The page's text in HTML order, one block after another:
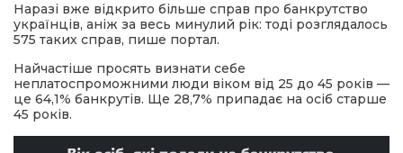
Наразі вже відкрито більше справ про банкрутство
українців, аніж за весь минулий рік: тоді розглядалось
575 таких справ, пише портал.
Найчастіше просять визнати себе
неплатоспроможними люди віком від 25 до 45 років —
це 64,1% банкрутів. Ще 28,7% припадає на осіб старше
45 років.